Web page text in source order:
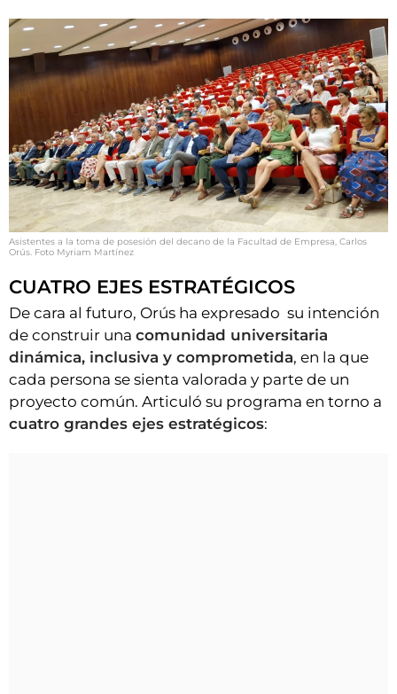
Asistentes a la toma de posesión del decano de la Facultad de Empresa, Carlos
Orús. Foto Myriam Martínez
CUATRO EJES ESTRATÉGICOS
De cara al futuro, Orús ha expresado su intención
de construir una comunidad universitaria
dinámica, inclusiva y comprometida, en la que
cada persona se sienta valorada y parte de un
proyecto común. Articuló su programa en torno a
cuatro grandes ejes estratégicos: